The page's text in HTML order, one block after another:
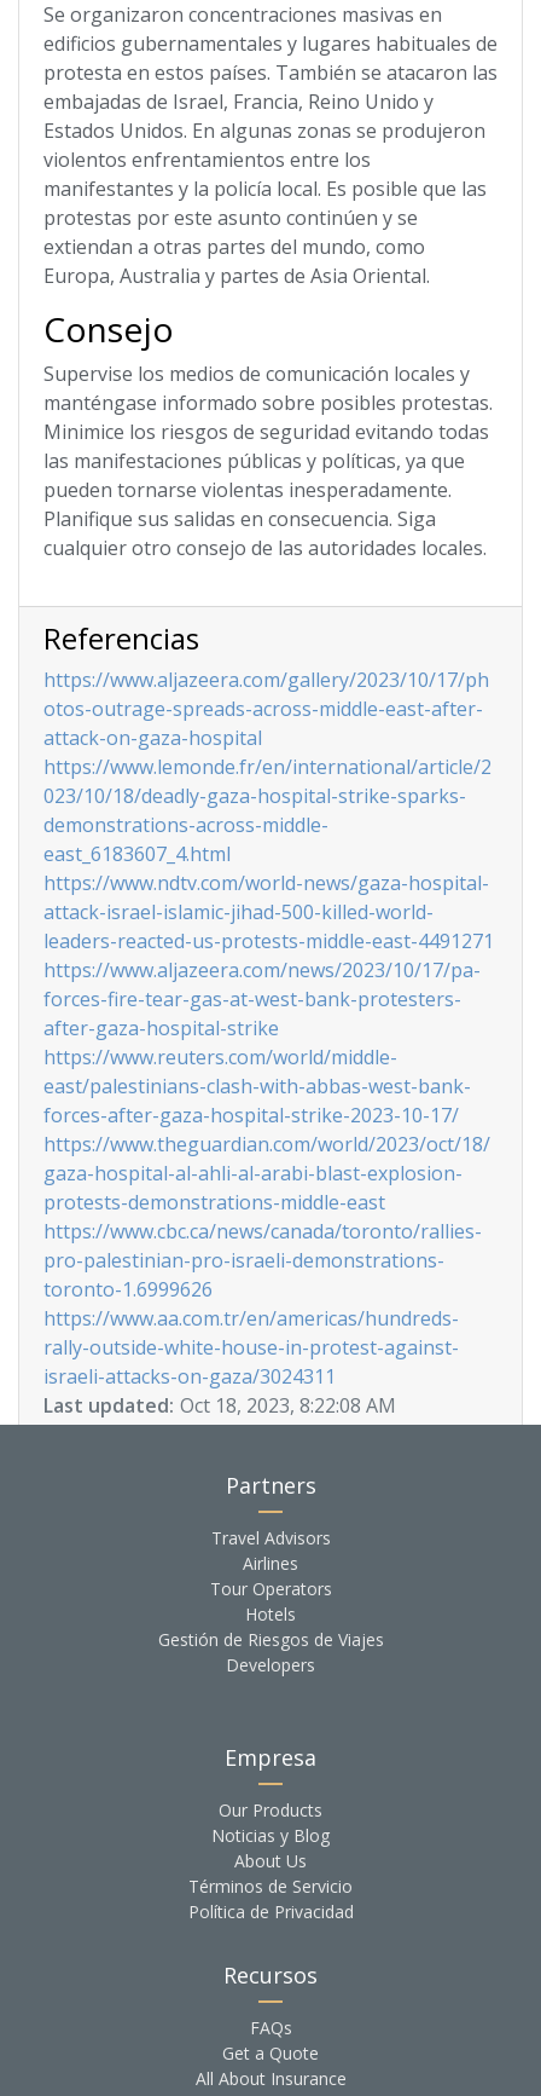
Se organizaron concentraciones masivas en
edificios gubernamentales y lugares habituales de
protesta en estos países. También se atacaron las
embajadas de Israel, Francia, Reino Unido y
Estados Unidos. En algunas zonas se produjeron
violentos enfrentamientos entre los
manifestantes y la policía local. Es posible que las
protestas por este asunto continúen y se
extiendan a otras partes del mundo, como
Europa, Australia y partes de Asia Oriental.
Consejo
Supervise los medios de comunicación locales y
manténgase informado sobre posibles protestas.
Minimice los riesgos de seguridad evitando todas
las manifestaciones públicas y políticas, ya que
pueden tornarse violentas inesperadamente.
Planifique sus salidas en consecuencia. Siga
cualquier otro consejo de las autoridades locales.
Referencias
https://www.aljazeera.com/gallery/2023/10/17/ph
otos-outrage-spreads-across-middle-east-after-
attack-on-gaza-hospital
https://www.lemonde.fr/en/international/article/2
023/10/18/deadly-gaza-hospital-strike-sparks-
demonstrations-across-middle-
east_6183607_4.html
https://www.ndtv.com/world-news/gaza-hospital-
attack-israel-islamic-jihad-500-killed-world-
leaders-reacted-us-protests-middle-east-4491271
https://www.aljazeera.com/news/2023/10/17/pa-
forces-fire-tear-gas-at-west-bank-protesters-
after-gaza-hospital-strike
https://www.reuters.com/world/middle-
east/palestinians-clash-with-abbas-west-bank-
forces-after-gaza-hospital-strike-2023-10-17/
https://www.theguardian.com/world/2023/oct/18/
gaza-hospital-al-ahli-al-arabi-blast-explosion-
protests-demonstrations-middle-east
https://www.cbc.ca/news/canada/toronto/rallies-
pro-palestinian-pro-israeli-demonstrations-
toronto-1.6999626
https://www.aa.com.tr/en/americas/hundreds-
rally-outside-white-house-in-protest-against-
israeli-attacks-on-gaza/3024311
Last updated: Oct 18, 2023, 8:22:08 AM
Partners
Travel Advisors
Airlines
Tour Operators
Hotels
Gestión de Riesgos de Viajes
Developers
Empresa
Our Products
Noticias y Blog
About Us
Términos de Servicio
Política de Privacidad
Recursos
FAQs
Get a Quote
All About Insurance